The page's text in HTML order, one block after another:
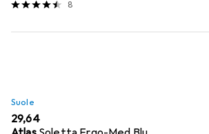
8
Suole
EUR
29,64